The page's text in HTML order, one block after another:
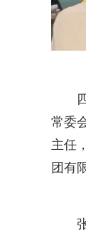
常委
主任
团有